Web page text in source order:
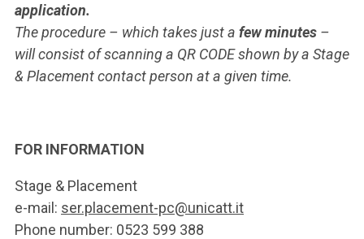
application.
The procedure – which takes just a few minutes –
will consist of scanning a QR CODE shown by a Stage
& Placement contact person at a given time.
FOR INFORMATION
Stage & Placement
e-mail: ser.placement-pc@unicatt.it
Phone number: 0523 599 388